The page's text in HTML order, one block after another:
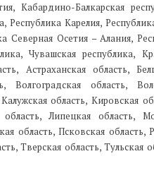
Кабардино-Балкарская
Республика Карелия,
Осетия – Алания,
Чувашская республика,
Астраханская область,
Волгоградская область,
область, Кировская
Липецкая область,
область, Псковская область,
Тверская область, Тульская